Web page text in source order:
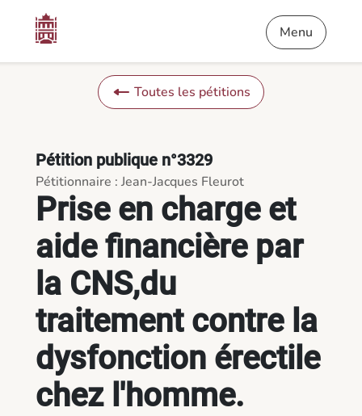
Prise en charge et aide financière par la CNS,du traitement
Menu
Toutes les pétitions
Prise en charge et
aide financière par
la CNS,du
traitement contre la
dysfonction érectile
chez l'homme.
Pétition publique n°3329
Pétitionnaire : Jean-Jacques Fleurot